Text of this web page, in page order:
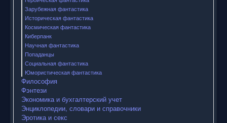
Зарубежная фантастика
Историческая фантастика
Космическая фантастика
Киберпанк
Научная фантастика
Попаданцы
Социальная фантастика
Юмористическая фантастика
Философия
Фэнтези
Экономика и бухгалтерский учет
Энциклопедии, словари и справочники
Эротика и секс